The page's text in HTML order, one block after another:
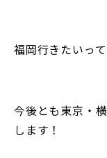
福岡行きたいっ
今後とも東京・
します！